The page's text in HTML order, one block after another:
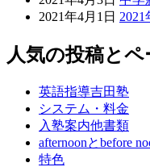
2021年4月1日
人気の投稿とペ
英語指導吉田塾
システム・料金
入塾案内他書類
afternoonとbefore
特色